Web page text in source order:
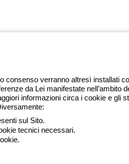
- R.I. Bologna e C.F.
verranno altresì installati
da Lei manifestate nell’ambito
informazioni circa i cookie e gli
sul Sito.
tecnici necessari.